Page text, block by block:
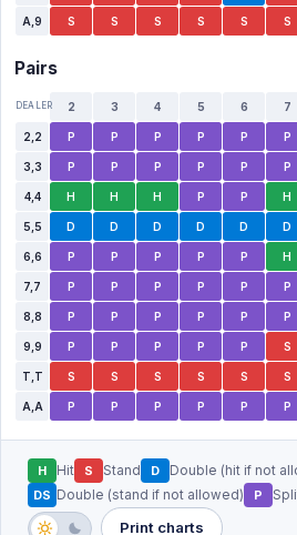
A,9 S S S S S S
Pairs
DEALER 2 3 4 5 6 7
2,2 P P P P P P
3,3 P P P P P P
4,4 H H H P P H
5,5 D D D D D D
6,6 P P P P P H
7,7 P P P P P P
8,8 P P P P P P
9,9 P P P P P S
T,T S S S S S S
A,A P P P P P P
H Hit S Stand D
Double (hit if not
DS Double (stand if not allowed) P
Print charts